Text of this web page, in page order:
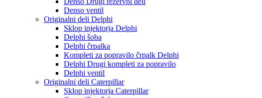
Denso ventil
Originalni deli Delphi
Sklop injektorja Delphi
Delphi šoba
Delphi črpalka
Kompleti za popravilo črpalk Delphi
Delphi Drugi kompleti za popravilo
Delphi ventil
Originalni deli Caterpillar
Sklop injektorja Caterpillar